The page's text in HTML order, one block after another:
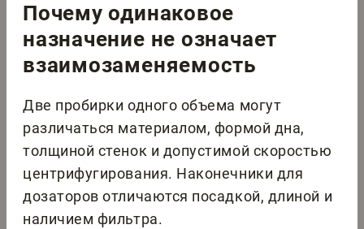
Почему одинаковое
назначение не означает
взаимозаменяемость
Две пробирки одного объема могут
различаться материалом, формой дна,
толщиной стенок и допустимой скоростью
центрифугирования. Наконечники для
дозаторов отличаются посадкой, длиной и
наличием фильтра.